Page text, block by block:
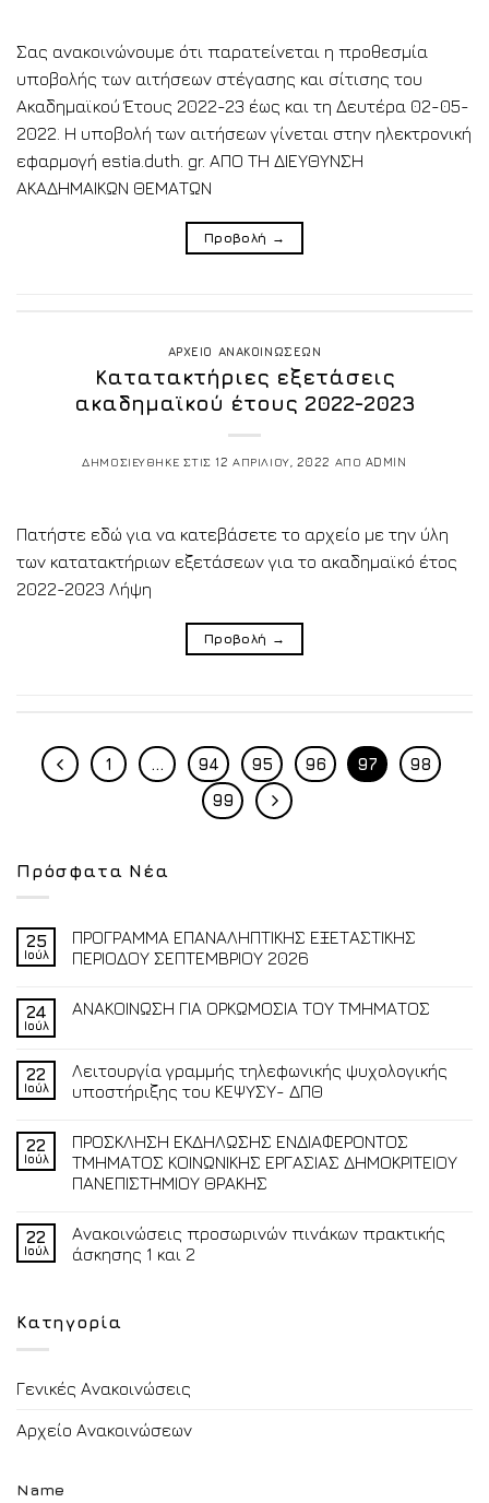
Σας ανακοινώνουμε ότι παρατείνεται η προθεσμία
υποβολής των αιτήσεων στέγασης και σίτισης του
Ακαδημαϊκού Έτους 2022-23 έως και τη Δευτέρα 02-05-
2022. H υποβολή των αιτήσεων γίνεται στην ηλεκτρονική
εφαρμογή estia.duth. gr. ΑΠΟ ΤΗ ΔΙΕΥΘΥΝΣΗ
ΑΚΑΔΗΜΑΙΚΩΝ ΘΕΜΑΤΩΝ
Προβολή →
ΑΡΧΕΙΟ ΑΝΑΚΟΙΝΩΣΕΩΝ
Κατατακτήριες εξετάσεις
ακαδημαϊκού έτους 2022-2023
ΔΗΜΟΣΙΕΥΘΗΚΕ ΣΤΙΣ 12 ΑΠΡΙΛΙΟΥ, 2022 ΑΠΟ ADMIN
Πατήστε εδώ για να κατεβάσετε το αρχείο με την ύλη
των κατατακτήριων εξετάσεων για το ακαδημαϊκό έτος
2022-2023 Λήψη
Προβολή →
1 … 94 95 96 97
98
99
Πρόσφατα Νέα
25
Ιούλ
ΠΡΟΓΡΑΜΜΑ ΕΠΑΝΑΛΗΠΤΙΚΗΣ ΕΞΕΤΑΣΤΙΚΗΣ
ΠΕΡΙΟΔΟΥ ΣΕΠΤΕΜΒΡΙΟΥ 2026
24
Ιούλ
ΑΝΑΚΟΙΝΩΣΗ ΓΙΑ ΟΡΚΩΜΟΣΙΑ ΤΟΥ ΤΜΗΜΑΤΟΣ
22
Ιούλ
Λειτουργία γραμμής τηλεφωνικής ψυχολογικής
υποστήριξης του ΚΕΨΥΣΥ- ΔΠΘ
22
Ιούλ
ΠΡΟΣΚΛΗΣΗ ΕΚΔΗΛΩΣΗΣ ΕΝΔΙΑΦΕΡΟΝΤΟΣ
ΤΜΗΜΑΤΟΣ ΚΟΙΝΩΝΙΚΗΣ ΕΡΓΑΣΙΑΣ ΔΗΜΟΚΡΙΤΕΙΟΥ
ΠΑΝΕΠΙΣΤΗΜΙΟΥ ΘΡΑΚΗΣ
22
Ιούλ
Ανακοινώσεις προσωρινών πινάκων πρακτικής
άσκησης 1 και 2
Κατηγορία
Γενικές Ανακοινώσεις
Αρχείο Ανακοινώσεων
Name